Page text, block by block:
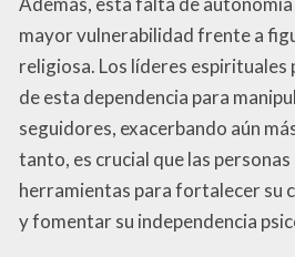
mayor vulnerabilidad frente a
religiosa. Los líderes espirituales
de esta dependencia para
seguidores, exacerbando aún
tanto, es crucial que las
herramientas para fortalecer su
y fomentar su independencia